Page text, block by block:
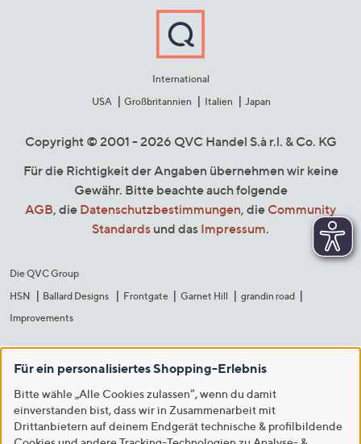
International
USA
Großbritannien Italien Japan
Copyright © 2001 - 2026 QVC Handel S.à r.l. & Co. KG
Für die Richtigkeit der Angaben übernehmen wir keine
Gewähr. Bitte beachte auch folgende
AGB, die Datenschutzbestimmungen, die Community
Standards und das Impressum.
Die QVC Group
HSN
Ballard Designs Frontgate Garnet Hill
grandin road
Improvements
Für ein personalisiertes Shopping-Erlebnis
Bitte wähle „Alle Cookies zulassen“, wenn du damit
einverstanden bist, dass wir in Zusammenarbeit mit
Drittanbietern auf deinem Endgerät technische & profilbildende